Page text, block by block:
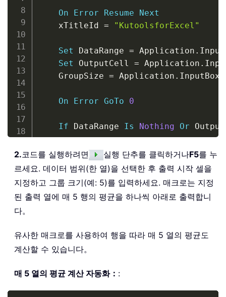
On Error Resume
Next
    xTitleId
= "KutoolsforExcel"
Set DataRange = Application .
Set OutputCell = Application .
    GroupSize
= Application . InputBox
On Error GoTo 0
If DataRange Is Nothing Or
    LastRow
= DataRange.Rows. Count
    StartRow
= 1
Do While StartRow <= LastRow
For
                SumValue
                CountValue
=
2.코드를 실행하려면 실행 단추를 클릭하거나F5를 누
르세요. 데이터 범위(한 열)을 선택한 후 출력 시작 셀을
지정하고 그룹 크기(예: 5)를 입력하세요. 매크로는 지정
된 출력 열에 매 5 행의 평균을 하나씩 아래로 출력합니
다。
유사한 매크로를 사용하여 행을 따라 매 5 열의 평균도
계산할 수 있습니다。
매 5 열의 평균 계산 자동화： :